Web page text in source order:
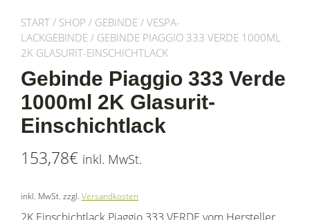
START / SHOP / GEBINDE / VESPA-
LACKGEBINDE / GEBINDE PIAGGIO 333 VERDE 1000ML
2K GLASURIT-EINSCHICHTLACK
Gebinde Piaggio 333 Verde
1000ml 2K Glasurit-
Einschichtlack
153,78€ inkl. MwSt.
inkl. MwSt. zzgl. Versandkosten